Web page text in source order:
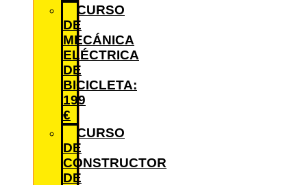
CURSO
DE
MECÁNICA
ELÉCTRICA
DE
BICICLETA:
199
€
CURSO
DE
CONSTRUCTOR
DE